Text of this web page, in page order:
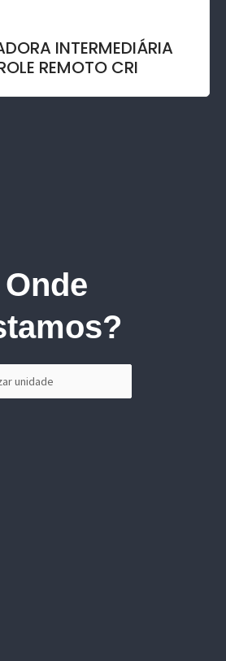
INTERMEDIÁRIA
REMOTO CRI
Onde